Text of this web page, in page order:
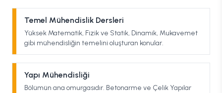
Temel Mühendislik Dersleri
Yüksek Matematik, Fizik ve Statik, Dinamik, Mukavemet
gibi mühendisliğin temelini oluşturan konular.
Yapı Mühendisliği
Bölümün ana omurgasıdır. Betonarme ve Çelik Yapılar